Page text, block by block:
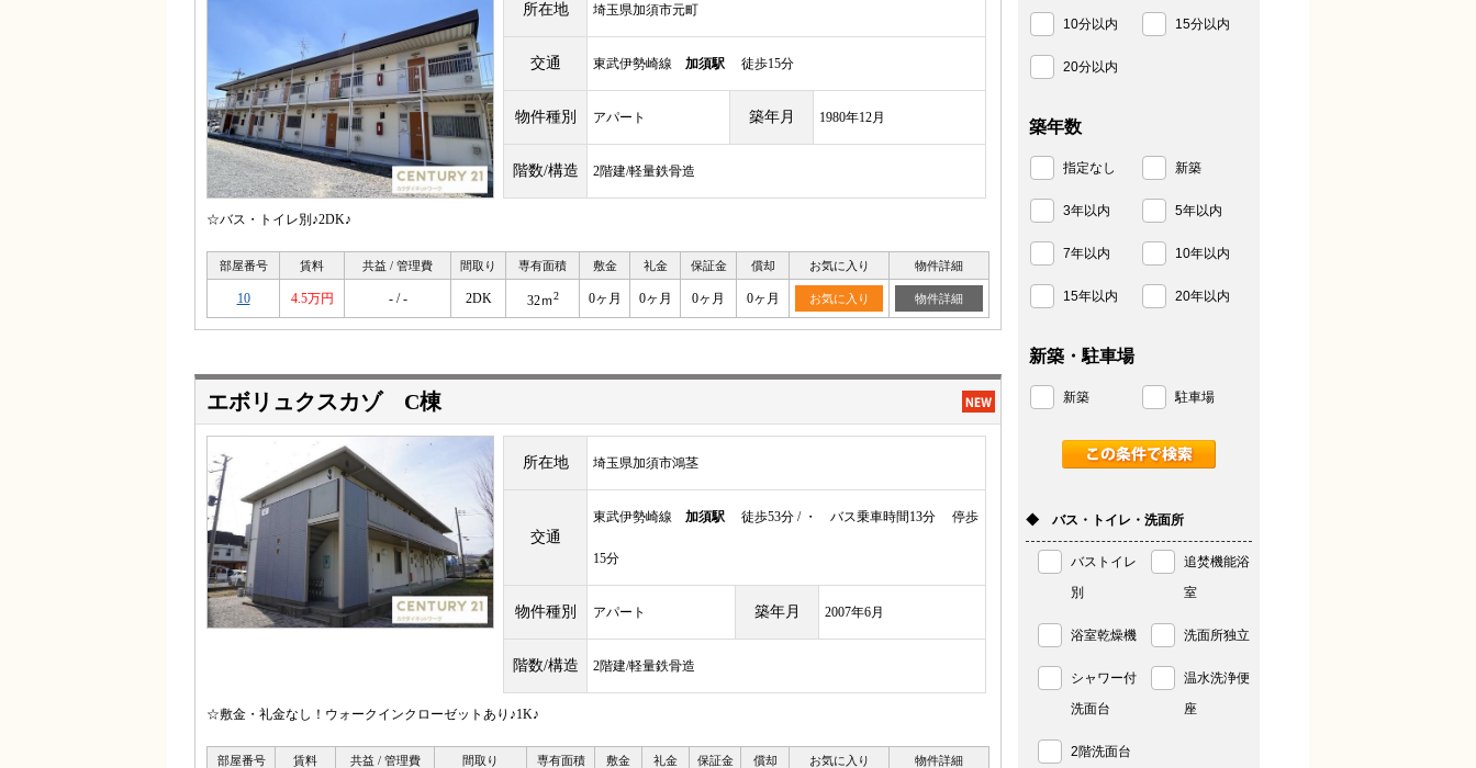
所在地 埼玉県加須市元町
交通 東武伊勢崎線 加須駅 徒歩15分
物件種別 アパート 築年月 1980年12月
階数/構造 2階建/軽量鉄骨造
☆バス・トイレ別♪2DK♪
部屋番号 賃料 共益 / 管理費 間取り 専有面積 敷金 礼金 保証金 償却 お気に入り 物件詳細
10 4.5万円 - / - 2DK 32ｍ2 0ヶ月 0ヶ月 0ヶ月 0ヶ月 お気に入り 物件詳細
エボリュクスカゾ C棟
所在地 埼玉県加須市鴻茎
交通
東武伊勢崎線 加須駅 徒歩53分 / ・ バス乗車時間13分 停歩
15分
物件種別 アパート 築年月 2007年6月
階数/構造 2階建/軽量鉄骨造
☆敷金・礼金なし！ウォークインクローゼットあり♪1K♪
部屋番号 賃料 共益 / 管理費 間取り 専有面積 敷金 礼金 保証金 償却 お気に入り 物件詳細
10分以内 15分以内
20分以内
築年数
指定なし 新築
3年以内 5年以内
7年以内 10年以内
15年以内 20年以内
新築・駐車場
新築 駐車場
◆ バス・トイレ・洗面所
バストイレ
別
追焚機能浴
室
浴室乾燥機 洗面所独立
シャワー付
洗面台
温水洗浄便
座
2階洗面台